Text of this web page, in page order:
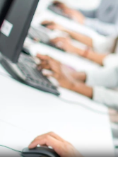
per attivare un